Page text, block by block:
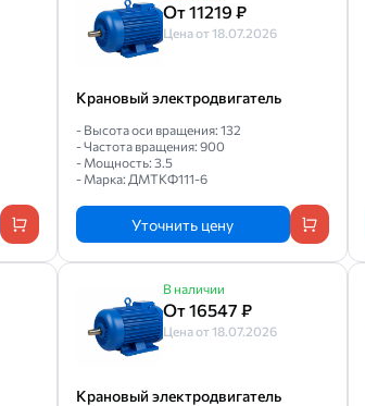
От 11219 ₽
Цена от 18.07.2026
Крановый электродвигатель
- Высота оси вращения: 132
- Частота вращения: 900
- Мощность: 3.5
- Марка: ДМТКФ111-6
Уточнить цену
В наличии
От 16547 ₽
Цена от 18.07.2026
Крановый электродвигатель